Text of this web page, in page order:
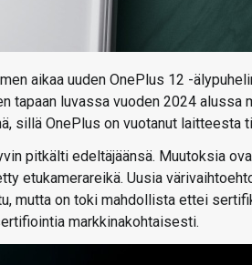
aikaa uuden OnePlus 12 -
tapaan luvassa vuoden 2024
sillä OnePlus on vuotanut laitteesta
pitkälti edeltäjäänsä. Muutoksia
etukamerareikä. Uusia
mutta on toki mahdollista ettei
markkinakohtaisesti.